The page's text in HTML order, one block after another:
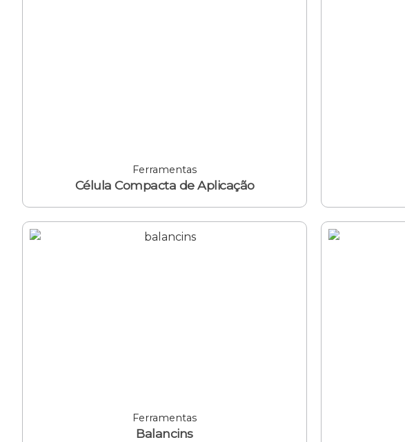
Ferramentas
Célula Compacta de Aplicação
Ferramentas
Balancins